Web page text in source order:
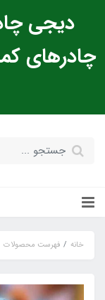
دیجی
چادرهای
خانه فهرست محصولات